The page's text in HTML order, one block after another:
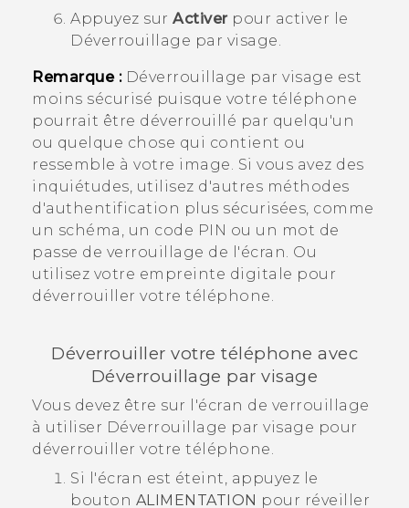
Appuyez sur Activerpour activer le
Déverrouillage par visage.
Remarque : Déverrouillage par visage est
moins sécurisé puisque votre téléphone
pourrait être déverrouillé par quelqu'un
ou quelque chose qui contient ou
ressemble à votre image. Si vous avez des
inquiétudes, utilisez d'autres méthodes
d'authentification plus sécurisées, comme
un schéma, un code PIN ou un mot de
passe de verrouillage de l'écran. Ou
utilisez votre empreinte digitale pour
déverrouiller votre téléphone.
Déverrouiller votre téléphone avec
Déverrouillage par visage
Vous devez être sur l'écran de verrouillage
à utiliser Déverrouillage par visage pour
déverrouiller votre téléphone.
Si l'écran est éteint, appuyez le
bouton ALIMENTATION pour réveiller